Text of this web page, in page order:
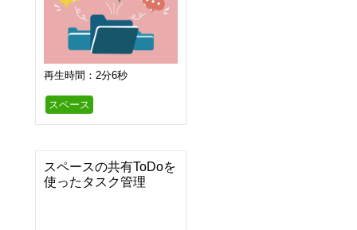
再生時間：2分6秒
スペース
スペースの共有ToDoを
使ったタスク管理